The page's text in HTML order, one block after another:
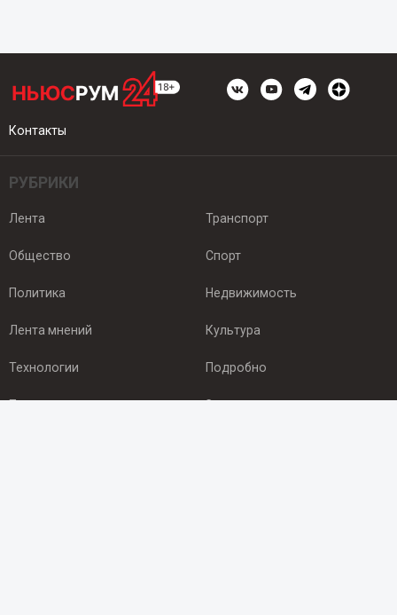
Контакты
РУБРИКИ
Лента
Общество
Политика
Лента мнений
Технологии
Происшествия
Транспорт
Спорт
Недвижимость
Культура
Подробно
Здоровье